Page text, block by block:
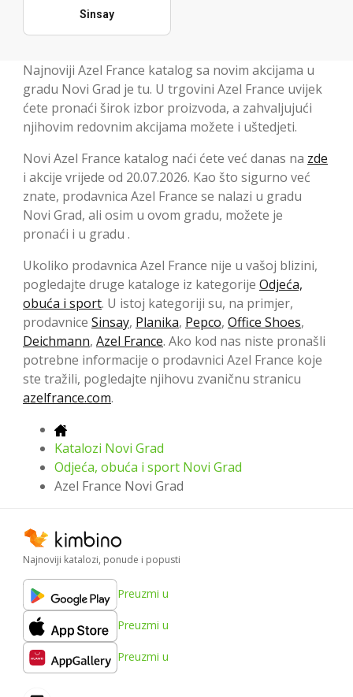
Sinsay
Najnoviji Azel France katalog sa novim akcijama u
gradu Novi Grad je tu. U trgovini Azel France uvijek
ćete pronaći širok izbor proizvoda, a zahvaljujući
njihovim redovnim akcijama možete i uštedjeti.
Novi Azel France katalog naći ćete već danas na zde
i akcije vrijede od 20.07.2026. Kao što sigurno već
znate, prodavnica Azel France se nalazi u gradu
Novi Grad, ali osim u ovom gradu, možete je
pronaći i u gradu .
Ukoliko prodavnica Azel France nije u vašoj blizini,
pogledajte druge kataloge iz kategorije Odjeća,
obuća i sport. U istoj kategoriji su, na primjer,
prodavnice Sinsay, Planika, Pepco, Office Shoes,
Deichmann, Azel France. Ako kod nas niste pronašli
potrebne informacije o prodavnici Azel France koje
ste tražili, pogledajte njihovu zvaničnu stranicu
azelfrance.com.
Katalozi Novi Grad
Odjeća, obuća i sport Novi Grad
Azel France Novi Grad
Najnoviji katalozi, ponude i popusti
Preuzmi u
Preuzmi u
Preuzmi u